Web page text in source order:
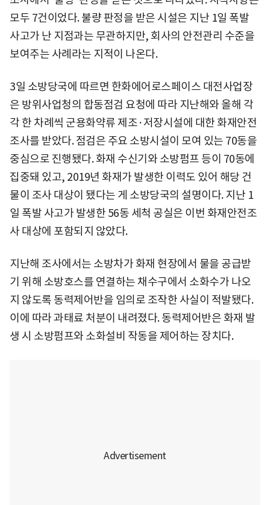
모두 7건이었다. 불량 판정을 받은 시설은 지난 1일 폭발
사고가 난 지점과는 무관하지만, 회사의 안전관리 수준을
보여주는 사례라는 지적이 나온다.
3일 소방당국에 따르면 한화에어로스페이스 대전사업장
은 방위사업청의 합동점검 요청에 따라 지난해와 올해 각
각 한 차례씩 군용화약류 제조·저장시설에 대한 화재안전
조사를 받았다. 점검은 주요 소방시설이 모여 있는 70동을
중심으로 진행됐다. 화재 수신기와 소방펌프 등이 70동에
집중돼 있고, 2019년 화재가 발생한 이력도 있어 해당 건
물이 조사 대상이 됐다는 게 소방당국의 설명이다. 지난 1
일 폭발 사고가 발생한 56동 세척 공실은 이번 화재안전조
사 대상에 포함되지 않았다.
지난해 조사에서는 소방차가 화재 현장에서 물을 공급받
기 위해 소방호스를 연결하는 채수구에서 소화수가 나오
지 않도록 동력제어반을 임의로 조작한 사실이 적발됐다.
이에 따라 과태료 처분이 내려졌다. 동력제어반은 화재 발
생 시 소방펌프와 소화설비 작동을 제어하는 장치다.